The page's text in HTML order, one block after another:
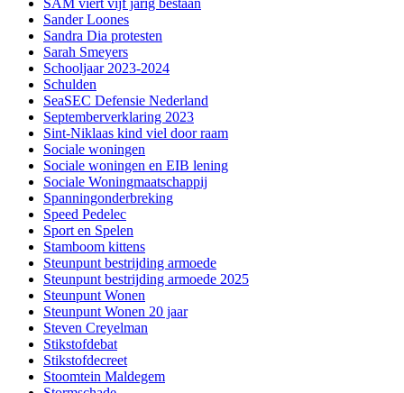
SAM viert vijf jarig bestaan
Sander Loones
Sandra Dia protesten
Sarah Smeyers
Schooljaar 2023-2024
Schulden
SeaSEC Defensie Nederland
Septemberverklaring 2023
Sint-Niklaas kind viel door raam
Sociale woningen
Sociale woningen en EIB lening
Sociale Woningmaatschappij
Spanningonderbreking
Speed Pedelec
Sport en Spelen
Stamboom kittens
Steunpunt bestrijding armoede
Steunpunt bestrijding armoede 2025
Steunpunt Wonen
Steunpunt Wonen 20 jaar
Steven Creyelman
Stikstofdebat
Stikstofdecreet
Stoomtein Maldegem